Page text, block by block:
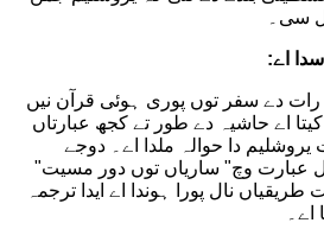
سی۔
اے:
دے سفر توں پوری ہوئی قرآن نیں
کیتا اے حاشیہ دے طور تے کجھ عبارتاں
دا حوالہ ملدا اے۔ دوجے
عبارت وچ" ساریاں توں دور مسیت"
نال پورا ہوندا اے ایدا ترجمہ